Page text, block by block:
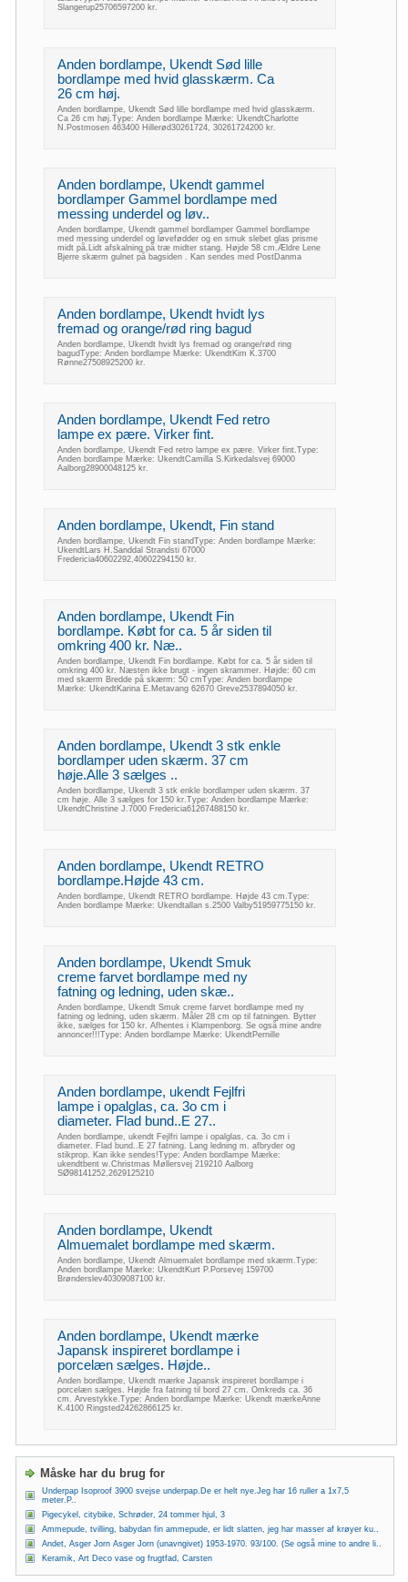
Slangerup25706597200 kr.
Anden bordlampe, Ukendt Sød lille
bordlampe med hvid glasskærm. Ca
26 cm høj.
Anden bordlampe, Ukendt Sød lille bordlampe med hvid glasskærm.
Ca 26 cm høj.Type: Anden bordlampe Mærke: UkendtCharlotte
N.Postmosen 463400 Hillerød30261724, 30261724200 kr.
Anden bordlampe, Ukendt gammel
bordlamper Gammel bordlampe med
messing underdel og løv..
Anden bordlampe, Ukendt gammel bordlamper Gammel bordlampe
med messing underdel og løvefødder og en smuk slebet glas prisme
midt på.Lidt afskalning på træ midter stang. Højde 58 cm.Ældre Lene
Bjerre skærm gulnet på bagsiden . Kan sendes med PostDanma
Anden bordlampe, Ukendt hvidt lys
fremad og orange/rød ring bagud
Anden bordlampe, Ukendt hvidt lys fremad og orange/rød ring
bagudType: Anden bordlampe Mærke: UkendtKim K.3700
Rønne27508925200 kr.
Anden bordlampe, Ukendt Fed retro
lampe ex pære. Virker fint.
Anden bordlampe, Ukendt Fed retro lampe ex pære. Virker fint.Type:
Anden bordlampe Mærke: UkendtCamilla S.Kirkedalsvej 69000
Aalborg28900048125 kr.
Anden bordlampe, Ukendt, Fin stand
Anden bordlampe, Ukendt Fin standType: Anden bordlampe Mærke:
UkendtLars H.Sanddal Strandsti 67000
Fredericia40602292,40602294150 kr.
Anden bordlampe, Ukendt Fin
bordlampe. Købt for ca. 5 år siden til
omkring 400 kr. Næ..
Anden bordlampe, Ukendt Fin bordlampe. Købt for ca. 5 år siden til
omkring 400 kr. Næsten ikke brugt - ingen skrammer. Højde: 60 cm
med skærm Bredde på skærm: 50 cmType: Anden bordlampe
Mærke: UkendtKarina E.Metavang 62670 Greve2537894050 kr.
Anden bordlampe, Ukendt 3 stk enkle
bordlamper uden skærm. 37 cm
høje.Alle 3 sælges ..
Anden bordlampe, Ukendt 3 stk enkle bordlamper uden skærm. 37
cm høje. Alle 3 sælges for 150 kr.Type: Anden bordlampe Mærke:
UkendtChristine J.7000 Fredericia61267488150 kr.
Anden bordlampe, Ukendt RETRO
bordlampe.Højde 43 cm.
Anden bordlampe, Ukendt RETRO bordlampe. Højde 43 cm.Type:
Anden bordlampe Mærke: Ukendtallan s.2500 Valby51959775150 kr.
Anden bordlampe, Ukendt Smuk
creme farvet bordlampe med ny
fatning og ledning, uden skæ..
Anden bordlampe, Ukendt Smuk creme farvet bordlampe med ny
fatning og ledning, uden skærm. Måler 28 cm op til fatningen. Bytter
ikke, sælges for 150 kr. Afhentes i Klampenborg. Se også mine andre
annoncer!!!Type: Anden bordlampe Mærke: UkendtPernille
Anden bordlampe, ukendt Fejlfri
lampe i opalglas, ca. 3o cm i
diameter. Flad bund..E 27..
Anden bordlampe, ukendt Fejlfri lampe i opalglas, ca. 3o cm i
diameter. Flad bund..E 27 fatning. Lang ledning m. afbryder og
stikprop. Kan ikke sendes!Type: Anden bordlampe Mærke:
ukendtbent w.Christmas Møllersvej 219210 Aalborg
SØ98141252,2629125210
Anden bordlampe, Ukendt
Almuemalet bordlampe med skærm.
Anden bordlampe, Ukendt Almuemalet bordlampe med skærm.Type:
Anden bordlampe Mærke: UkendtKurt P.Porsevej 159700
Brønderslev40309087100 kr.
Anden bordlampe, Ukendt mærke
Japansk inspireret bordlampe i
porcelæn sælges. Højde..
Anden bordlampe, Ukendt mærke Japansk inspireret bordlampe i
porcelæn sælges. Højde fra fatning til bord 27 cm. Omkreds ca. 36
cm. Arvestykke.Type: Anden bordlampe Mærke: Ukendt mærkeAnne
K.4100 Ringsted24262866125 kr.
Måske har du brug for
Underpap Isoproof 3900 svejse underpap.De er helt nye.Jeg har 16 ruller a 1x7,5
meter.P..
Pigecykel, citybike, Schrøder, 24 tommer hjul, 3
Ammepude, tvilling, babydan fin ammepude, er lidt slatten, jeg har masser af krøyer ku..
Andet, Asger Jorn Asger Jorn (unavngivet) 1953-1970. 93/100. (Se også mine to andre li..
Keramik, Art Deco vase og frugtfad, Carsten